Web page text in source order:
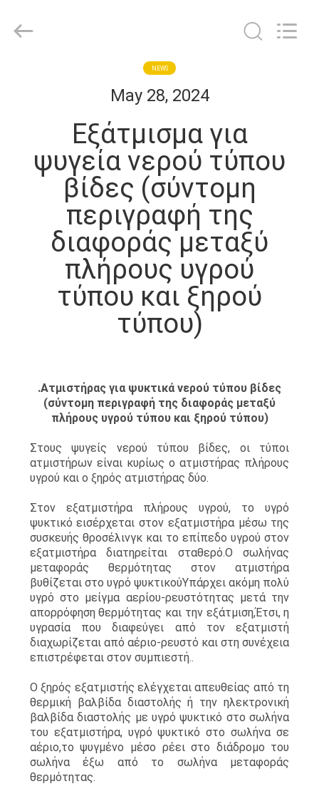
ΠΡΟΪΌΝΤΑ
ΕΜΦΆΝΙΣΗ
ΠΕΡΊΠΟΥ
ΕΡΓΟΣΤΑΣΊΩΝ
ΠΟΙΟΤΙΚΌΣ
ΈΛΕΓΧΟΣ
ΜΑΣ
ΕΛΆΤΕ
ΕΠΑΦΉ
ΕΙΔΉΣΕΙΣ
ΠΕΡΙΠΤΏΣΕΙΣ
ΖΗΤΉΣΤΕ
ΈΝΑ
ΑΠΌΣΠΑΣΜΑ
SITEMAP
NEWS
May 28, 2024
Εξάτμισμα για
ψυγεία νερού τύπου
βίδες (σύντομη
περιγραφή της
διαφοράς μεταξύ
πλήρους υγρού
τύπου και ξηρού
τύπου)
.Ατμιστήρας για ψυκτικά νερού τύπου βίδες
(σύντομη περιγραφή της διαφοράς μεταξύ
πλήρους υγρού τύπου και ξηρού τύπου)
Στους ψυγείς νερού τύπου βίδες, οι τύποι
ατμιστήρων είναι κυρίως ο ατμιστήρας πλήρους
υγρού και ο ξηρός ατμιστήρας δύο.
Στον εξατμιστήρα πλήρους υγρού, το υγρό
ψυκτικό εισέρχεται στον εξατμιστήρα μέσω της
συσκευής θροσέλινγκ και το επίπεδο υγρού στον
εξατμιστήρα διατηρείται σταθερό.Ο σωλήνας
μεταφοράς θερμότητας στον ατμιστήρα
βυθίζεται στο υγρό ψυκτικούΥπάρχει ακόμη πολύ
υγρό στο μείγμα αερίου-ρευστότητας μετά την
απορρόφηση θερμότητας και την εξάτμιση,Έτσι, η
υγρασία που διαφεύγει από τον εξατμιστή
διαχωρίζεται από αέριο-ρευστό και στη συνέχεια
επιστρέφεται στον συμπιεστή..
Ο ξηρός εξατμιστής ελέγχεται απευθείας από τη
θερμική βαλβίδα διαστολής ή την ηλεκτρονική
βαλβίδα διαστολής με υγρό ψυκτικό στο σωλήνα
του εξατμιστήρα, υγρό ψυκτικό στο σωλήνα σε
αέριο,το ψυγμένο μέσο ρέει στο διάδρομο του
σωλήνα έξω από το σωλήνα μεταφοράς
θερμότητας.